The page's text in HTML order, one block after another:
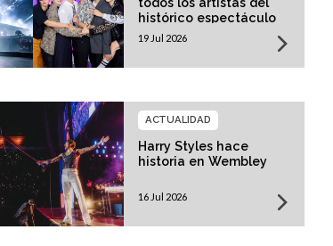
histórico espectáculo
19 Jul 2026
Harry Styles hace
historia en Wembley
ACTUALIDAD
16 Jul 2026